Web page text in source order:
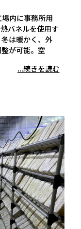
内に事務所用
パネルを使用す
は暖かく、外
が可能。空
...続きを読む